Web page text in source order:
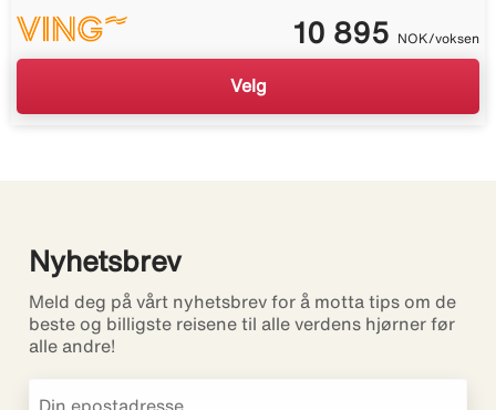
10 895 NOK/voksen
Velg
Nyhetsbrev
Meld deg på vårt nyhetsbrev for å motta tips om de
beste og billigste reisene til alle verdens hjørner før
alle andre!